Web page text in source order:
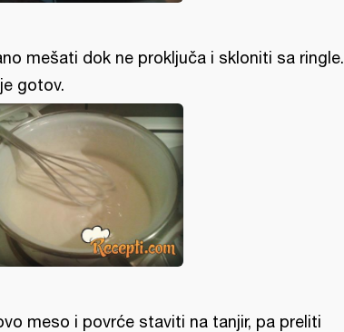
mešati dok ne proključa i skloniti sa ringle.
gotov.
meso i povrće staviti na tanjir, pa preliti